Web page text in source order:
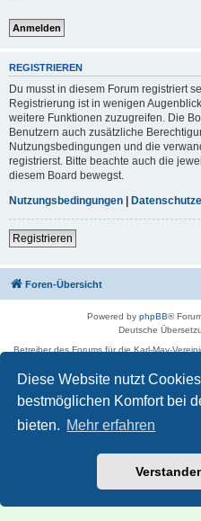
Diese Website nutzt
bestmöglichen Komfort bei
bieten. Mehr erfahren
REGISTRIEREN
Du musst in diesem Forum registriert
Registrierung ist in wenigen
weitere Funktionen zuzugreifen. Die
Benutzern auch zusätzliche
Nutzungsbedingungen und die
registrierst. Bitte beachte auch die
diesem Board bewegst.
Nutzungsbedingungen |
Registrieren
Foren-Übersicht
Powered by phpBB®
Deutsche
Betreiber des Forums für die Karl-May-
in Zusammenarbeit mit der Karl-May-
Reisen zu Karl May –